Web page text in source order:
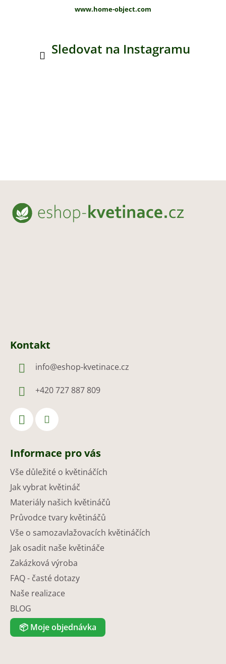
www.home-object.com
Sledovat na Instagramu
Z
Kontakt
info@eshop-kvetinace.cz
+420 727 887 809
Informace pro vás
Vše důležité o květináčích
Jak vybrat květináč
Materiály našich květináčů
Průvodce tvary květináčů
Vše o samozavlažovacích květináčích
Jak osadit naše květináče
Zakázková výroba
FAQ - časté dotazy
Naše realizace
BLOG
📦 Moje objednávka